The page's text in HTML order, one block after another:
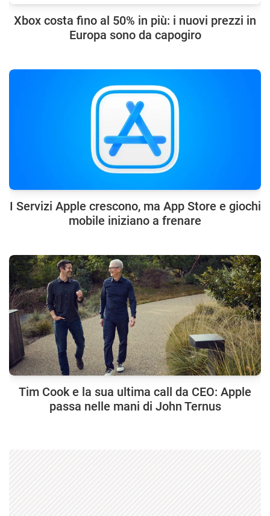
Xbox costa fino al 50% in più: i nuovi prezzi in
Europa sono da capogiro
I Servizi Apple crescono, ma App Store e giochi
mobile iniziano a frenare
Tim Cook e la sua ultima call da CEO: Apple
passa nelle mani di John Ternus